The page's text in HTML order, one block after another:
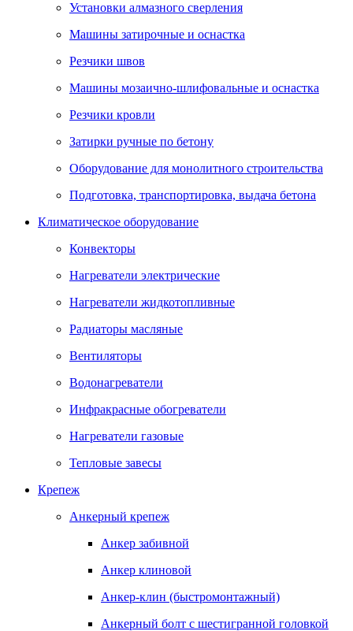
Установки алмазного сверления
Машины затирочные и оснастка
Резчики швов
Машины мозаично-шлифовальные и оснастка
Резчики кровли
Затирки ручные по бетону
Оборудование для монолитного строительства
Подготовка, транспортировка, выдача бетона
Климатическое оборудование
Конвекторы
Нагреватели электрические
Нагреватели жидкотопливные
Радиаторы масляные
Вентиляторы
Водонагреватели
Инфракрасные обогреватели
Нагреватели газовые
Тепловые завесы
Крепеж
Анкерный крепеж
Анкер забивной
Анкер клиновой
Анкер-клин (быстромонтажный)
Анкерный болт с шестигранной головкой